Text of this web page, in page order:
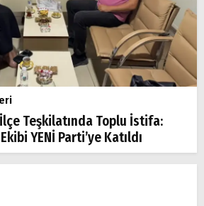
İlçe Teşkilatında Toplu İstifa:
YENİ Parti’ye Katıldı